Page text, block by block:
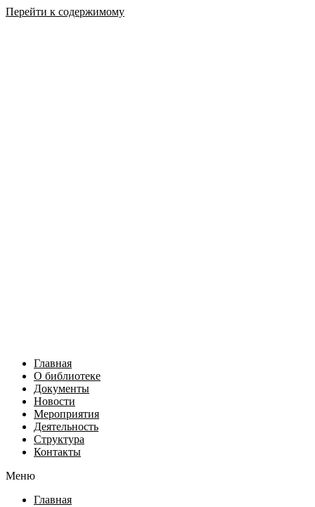
Перейти к содержимому
Главная
О библиотеке
Документы
Новости
Мероприятия
Деятельность
Структура
Контакты
Меню
Главная